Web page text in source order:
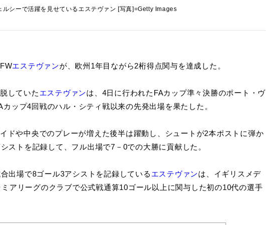
ルシーで活躍を見せているエステヴァン [写真]=Getty Images
エステヴァンが、欧州1年目ながら2桁得点関与を達成した。
していた エステヴァンは、4日に行われたFAカップ準々決勝のポート・ヴ
ップ4回戦のハル・シティ戦以来の先発出場を果たした。
ドや中央でのプレーが増えた後半は躍動し、シュートが2本ポストに弾か
ストを記録して、フル出場で7－0での大勝に貢献した。
出場で8ゴール3アシストを記録している エステヴァンは、イギリスメデ
アリーグのクラブで公式戦通算10ゴール以上に関与した初の10代の選手